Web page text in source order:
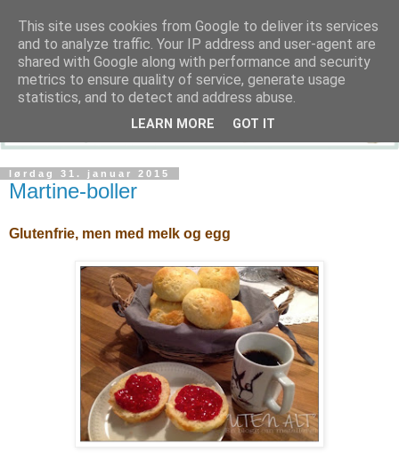
lørdag 31. januar 2015
Martine-boller
Glutenfrie, men med melk og egg
This site uses cookies from Google to deliver its services
and to analyze traffic. Your IP address and user-agent are
shared with Google along with performance and security
metrics to ensure quality of service, generate usage
statistics, and to detect and address abuse.
LEARN MORE GOT IT